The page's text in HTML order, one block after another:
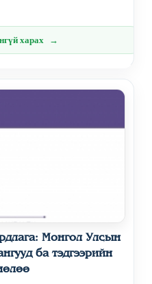
харах
Монгол Улсын
ба тэдгээрийн